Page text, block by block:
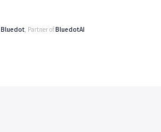
Bluedot , Partner ofBluedotAI